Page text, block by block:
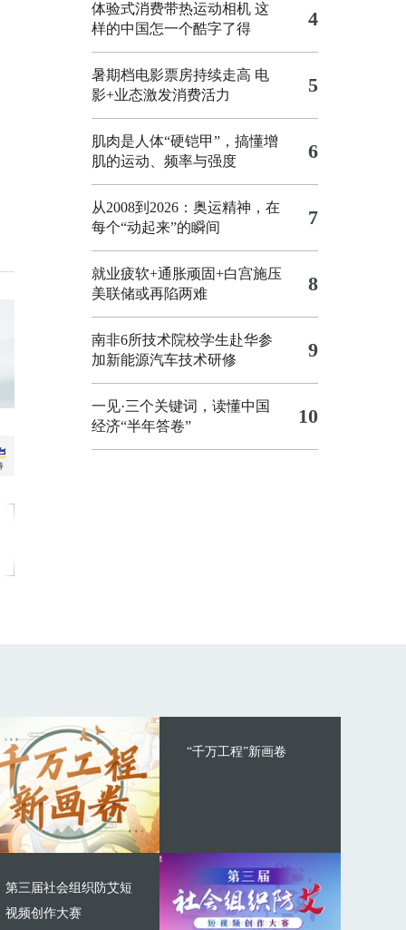
体验式消费带热运动相机 这
样的中国怎一个酷字了得
4
暑期档电影票房持续走高 电
影+业态激发消费活力
5
肌肉是人体“硬铠甲”，搞懂增
肌的运动、频率与强度
6
从2008到2026：奥运精神，在
每个“动起来”的瞬间
7
就业疲软+通胀顽固+白宫施压
美联储或再陷两难
8
南非6所技术院校学生赴华参
加新能源汽车技术研修
9
一见·三个关键词，读懂中国
经济“半年答卷”
10
“千万工程”新画卷
第三届社会组织防艾短
视频创作大赛